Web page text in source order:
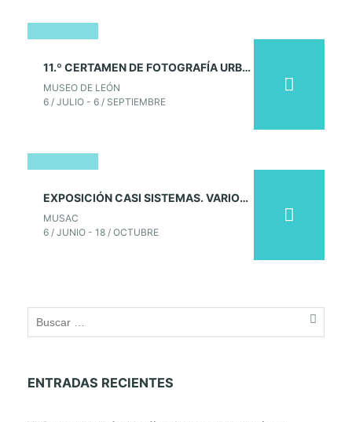
julio
2026
11.º CERTAMEN DE FOTOGRAFÍA URBANA CONTEMPORÁNEA LEONESA. MUSEO DE LEÓN
MUSEO DE LEÓN
6 / JULIO - 6 / SEPTIEMBRE
junio
2026
EXPOSICIÓN CASI SISTEMAS. VARIOS ARTISTAS. COLECCIÓN MUSAC
MUSAC
6 / JUNIO - 18 / OCTUBRE
ENTRADAS RECIENTES